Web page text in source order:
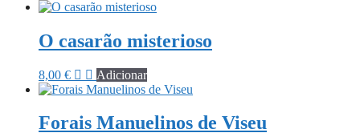
O casarão misterioso
8,00 € Adicionar
Forais Manuelinos de Viseu